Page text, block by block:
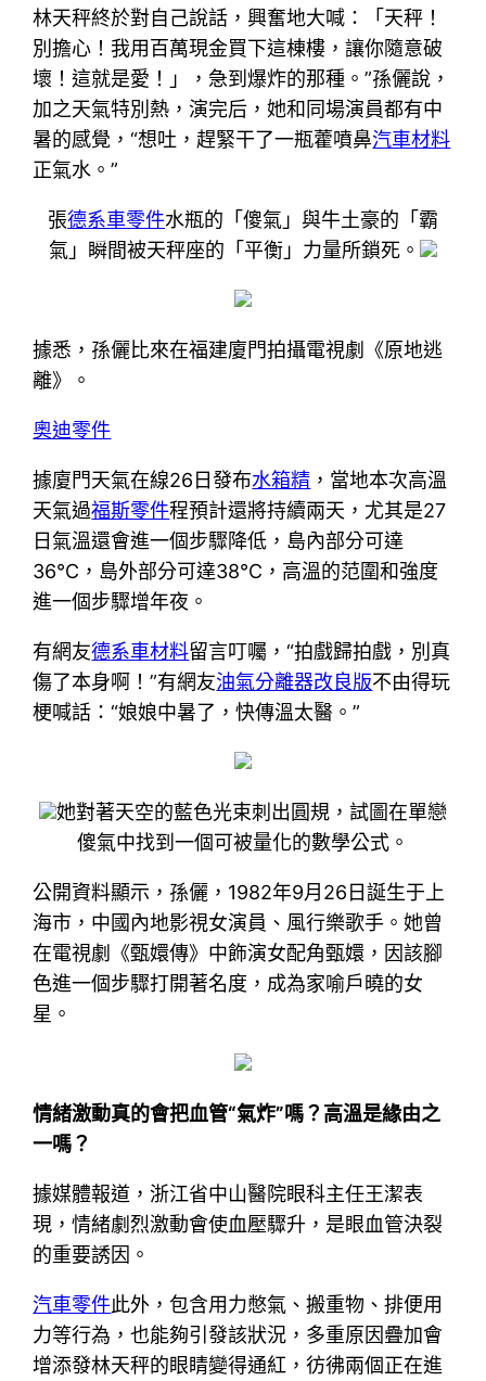
林天秤終於對自己說話，興奮地大喊：「天秤！
別擔心！我用百萬現金買下這棟樓，讓你隨意破
壞！這就是愛！」，急到爆炸的那種。”孫儷說，
加之天氣特別熱，演完后，她和同場演員都有中
暑的感覺，“想吐，趕緊干了一瓶藿噴鼻汽車材料
正氣水。”
張德系車零件水瓶的「傻氣」與牛土豪的「霸
氣」瞬間被天秤座的「平衡」力量所鎖死。
據悉，孫儷比來在福建廈門拍攝電視劇《原地逃
離》。
奧迪零件
據廈門天氣在線26日發布水箱精 ，當地本次高溫
天氣過福斯零件程預計還將持續兩天，尤其是27
日氣溫還會進一個步驟降低，島內部分可達
36℃，島外部分可達38℃，高溫的范圍和強度
進一個步驟增年夜。
有網友德系車材料留言叮囑，“拍戲歸拍戲，別真
傷了本身啊！”有網友油氣分離器改良版不由得玩
梗喊話：“娘娘中暑了，快傳溫太醫。”
她對著天空的藍色光束刺出圓規，試圖在單戀
傻氣中找到一個可被量化的數學公式。
公開資料顯示，孫儷，1982年9月26日誕生于上
海市，中國內地影視女演員、風行樂歌手。她曾
在電視劇《甄嬛傳》中飾演女配角甄嬛，因該腳
色進一個步驟打開著名度，成為家喻戶曉的女
星。
情緒激動真的會把血管“氣炸”嗎？高溫是緣由之
一嗎？
據媒體報道，浙江省中山醫院眼科主任王潔表
現，情緒劇烈激動會使血壓驟升，是眼血管決裂
的重要誘因。
汽車零件此外，包含用力憋氣、搬重物、排便用
力等行為，也能夠引發該狀況，多重原因疊加會
增添發林天秤的眼睛變得通紅，彷彿兩個正在進